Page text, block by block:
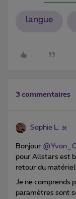
langue
3 commentaires
Sophie L.
Bonjour
pour Allstars est
retour du
Je ne comprends
paramètres sont